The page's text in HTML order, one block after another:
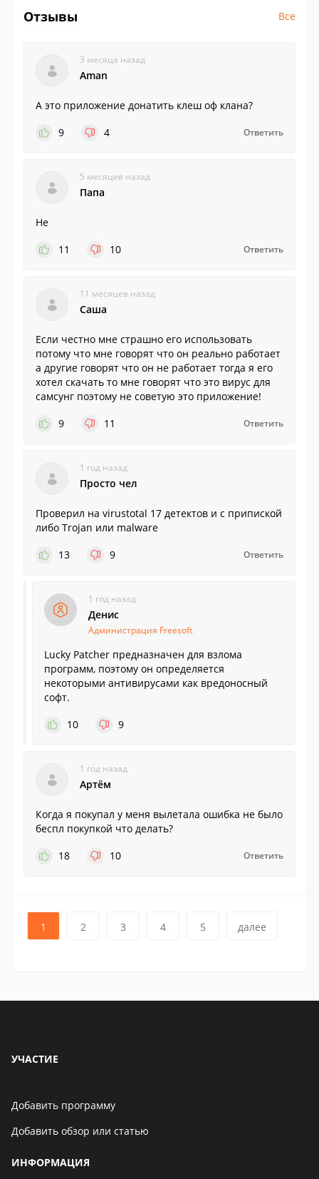
Отзывы Все
3 месяца назад
Aman
А это приложение донатить клеш оф клана?
9
4 Ответить
5 месяцев назад
Папа
Не
11
10 Ответить
11 месяцев назад
Саша
Если честно мне страшно его использовать
потому что мне говорят что он реально работает
а другие говорят что он не работает тогда я его
хотел скачать то мне говорят что это вирус для
самсунг поэтому не советую это приложение!
9
11 Ответить
1 год назад
Просто чел
Проверил на virustotal 17 детектов и с припиской
либо Trojan или malware
13
9 Ответить
1 год назад
Денис
Администрация Freesoft
Lucky Patcher предназначен для взлома
программ, поэтому он определяется
некоторыми антивирусами как вредоносный
софт.
10
9
1 год назад
Артём
Когда я покупал у меня вылетала ошибка не было
беспл покупкой что делать?
18
10 Ответить
1 2 3 4 5 далее
УЧАСТИЕ
Добавить программу
Добавить обзор или статью
ИНФОРМАЦИЯ